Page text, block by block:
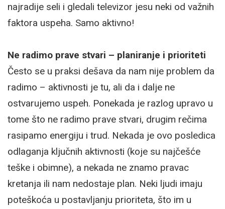
najradije seli i gledali televizor jesu neki od važnih
faktora uspeha. Samo aktivno!
Ne radimo prave stvari – planiranje i prioriteti
Često se u praksi dešava da nam nije problem da
radimo – aktivnosti je tu, ali da i dalje ne
ostvarujemo uspeh. Ponekada je razlog upravo u
tome što ne radimo prave stvari, drugim rečima
rasipamo energiju i trud. Nekada je ovo posledica
odlaganja ključnih aktivnosti (koje su najčešće
teške i obimne), a nekada ne znamo pravac
kretanja ili nam nedostaje plan. Neki ljudi imaju
poteškoća u postavljanju prioriteta, što im u